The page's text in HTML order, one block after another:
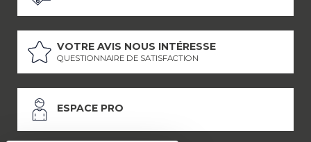
VOTRE AVIS NOUS INTÉRESSE
QUESTIONNAIRE DE SATISFACTION
ESPACE PRO